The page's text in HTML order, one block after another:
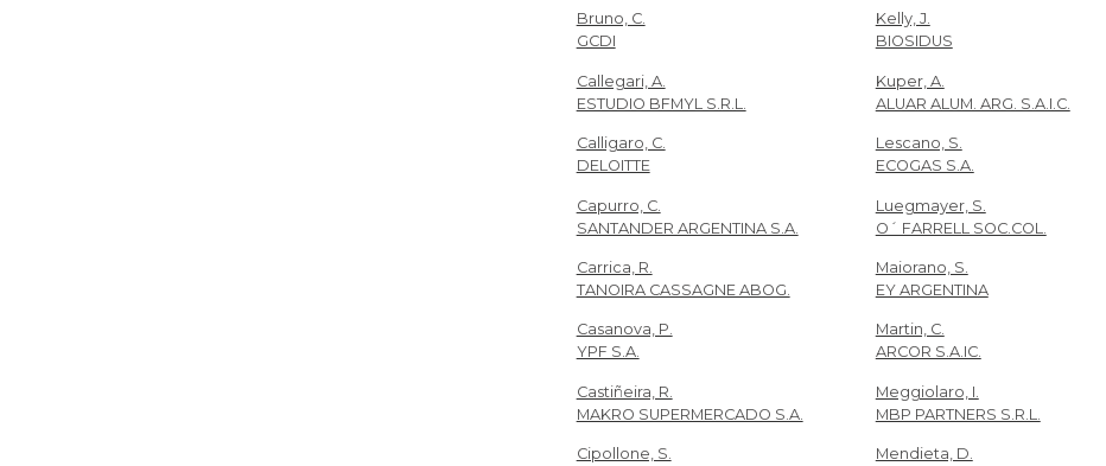
Bruno, C.
GCDI
Callegari, A.
ESTUDIO BFMYL S.R.L.
Calligaro, C.
DELOITTE
Capurro, C.
SANTANDER ARGENTINA S.A.
Carrica, R.
TANOIRA CASSAGNE ABOG.
Casanova, P.
YPF S.A.
Castiñeira, R.
MAKRO SUPERMERCADO S.A.
Cipollone, S.
Kelly, J.
BIOSIDUS
Kuper, A.
ALUAR ALUM. ARG. S.A.I.C.
Lescano, S.
ECOGAS S.A.
Luegmayer, S.
O´ FARRELL SOC.COL.
Maiorano, S.
EY ARGENTINA
Martin, C.
ARCOR S.A.IC.
Meggiolaro, I.
MBP PARTNERS S.R.L.
Mendieta, D.